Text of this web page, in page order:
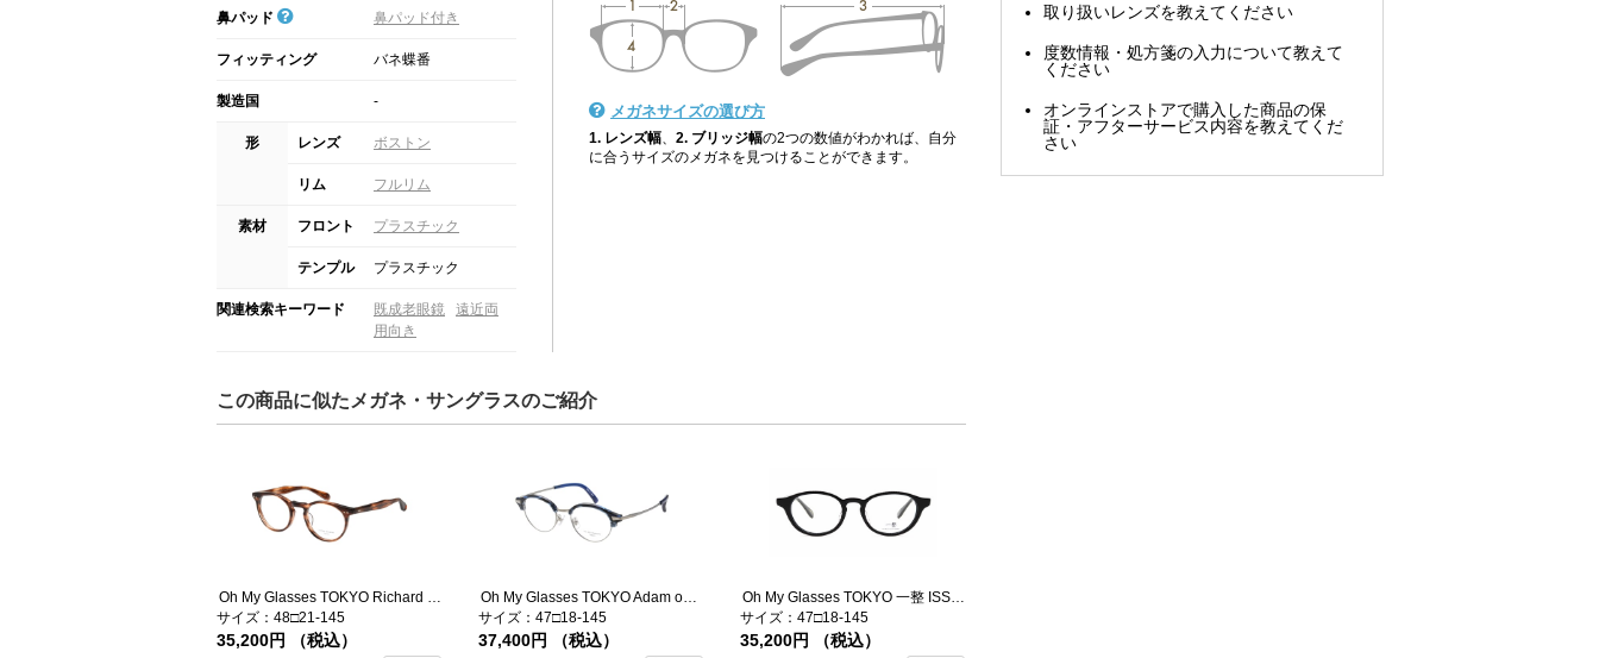
鼻パッド 鼻パッド付き
フィッティング バネ蝶番
製造国 -
形 レンズ ボストン
リム フルリム
素材 フロント プラスチック
テンプル プラスチック
関連検索キーワード 既成老眼鏡
遠近両
用向き
メガネサイズの選び方
1. レンズ幅 2. ブリッジ幅の2つの数値がわかれば、自分
に合うサイズのメガネを見つけることができます。
この商品に似たメガネ・サングラスのご紹介
Oh My Glasses TOKYO Richard omg-049-3-48
サイズ：48□21-145
35,200円 （税込）
Oh My Glasses TOKYO Adam omg-051-6-47
サイズ：47□18-145
37,400円 （税込）
Oh My Glasses TOKYO 一整 ISSEY-03-BK-47
サイズ：47□18-145
35,200円 （税込）
取り扱いレンズを教えてください
度数情報・処方箋の入力について教えて
ください
オンラインストアで購入した商品の保
証・アフターサービス内容を教えてくだ
さい